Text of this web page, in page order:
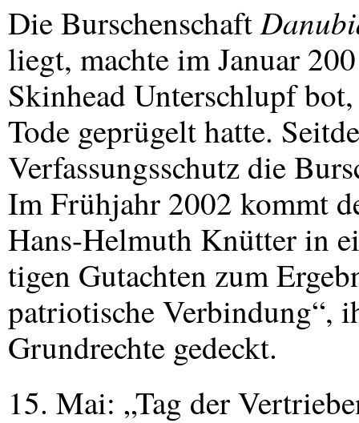
Die Burschenschaft
liegt, machte im Januar
Skinhead Unterschlupf
Tode geprügelt hatte.
Verfassungsschutz die
Im Frühjahr 2002 kommt
Hans-Helmuth Knütter in
tigen Gutachten zum
patriotische Verbindung“,
Grundrechte gedeckt.
15. Mai: „Tag der